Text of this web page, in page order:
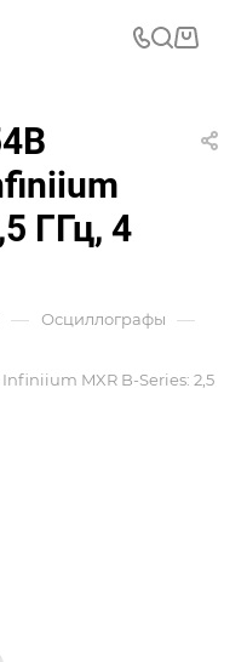
ГГц, 4
— Осциллографы —
MXR B-Series: 2,5